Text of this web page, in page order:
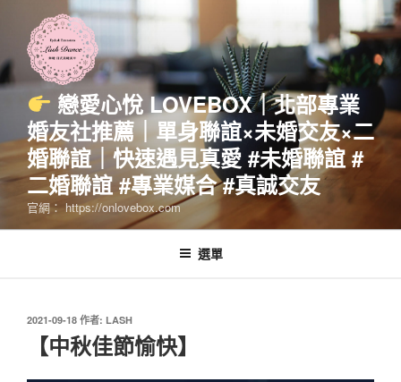
要
戀愛心悅 LOVEBOX｜北部專業
婚友社推薦｜單身聯誼×未婚交友×二
婚聯誼｜快速遇見真愛 #未婚聯誼 #
二婚聯誼 #專業媒合 #真誠交友
官網： https://onlovebox.com
選單
發
2021-09-18 作者: LASH
【中秋佳節愉快】